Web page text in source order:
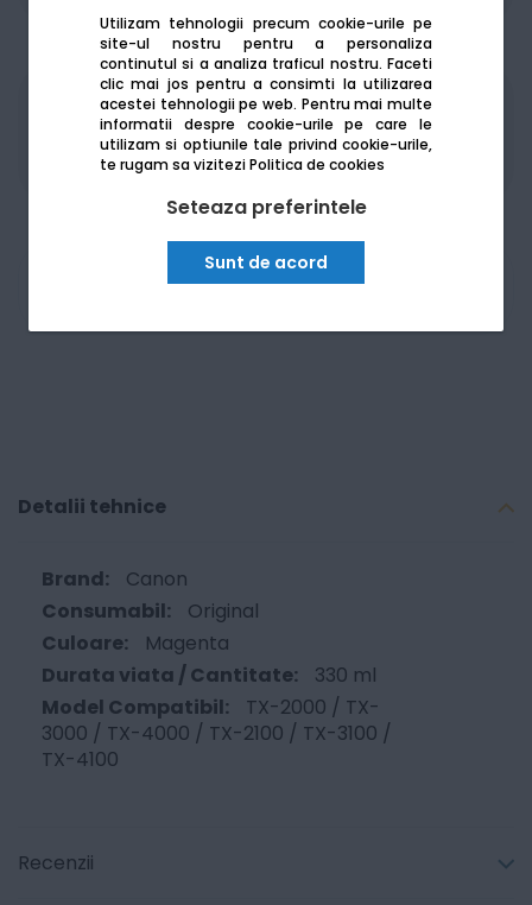
Utilizam tehnologii precum cookie-urile pe
site-ul nostru pentru a personaliza
continutul si a analiza traficul nostru. Faceti
clic mai jos pentru a consimti la utilizarea
acestei tehnologii pe web. Pentru mai multe
informatii despre cookie-urile pe care le
utilizam si optiunile tale privind cookie-urile,
te rugam sa viziteziPolitica de cookies
Seteaza preferintele
Sunt de acord
Produsele sunt disponibile pe platforma de
achizitii publiceSEAP/SICAP
Am nevoie de ajutor
Detalii tehnice
Canon
Original
Magenta
330 ml
TX-2000 / TX-
3000 / TX-4000 / TX-2100 / TX-3100 /
TX-4100
Recenzii